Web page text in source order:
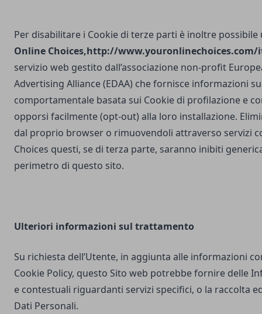
Per disabilitare i Cookie di terze parti è inoltre
Online Choices,http://www.youronlinechoices.com/
servizio web gestito dall’associazione non-profit
Advertising Alliance (EDAA) che fornisce informazioni
comportamentale basata sui Cookie di profilazione e
opporsi facilmente (opt-out) alla loro installazione.
dal proprio browser o rimuovendoli attraverso servizi
Choices questi, se di terza parte, saranno inibiti
perimetro di questo sito.
Ulteriori informazioni sul trattamento
Su richiesta dell’Utente, in aggiunta alle informazioni
Cookie Policy, questo Sito web potrebbe fornire delle
e contestuali riguardanti servizi specifici, o la raccolta
Dati Personali.